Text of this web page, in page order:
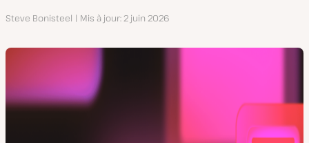
Auteur
Steve Bonisteel Mis à jour 2 juin 2026